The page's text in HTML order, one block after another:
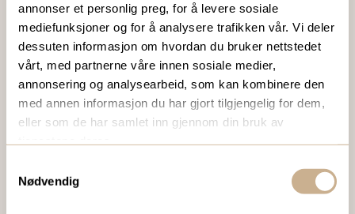
annonser et personlig preg, for å levere sosiale
mediefunksjoner og for å analysere trafikken vår. Vi deler
dessuten informasjon om hvordan du bruker nettstedet
vårt, med partnerne våre innen sosiale medier,
annonsering og analysearbeid, som kan kombinere den
med annen informasjon du har gjort tilgjengelig for dem,
eller som de har samlet inn gjennom din bruk av
Nødvendig
BESTILL VÅRT GRATIS KUNDEMAGASIN
To ganger i året sender vi ut vårt gratis kundemagasin
med siste nytt innenfor ortopedi, traume, kirurgi, hospital
og mikroskopi.
Bestill Ortomedia